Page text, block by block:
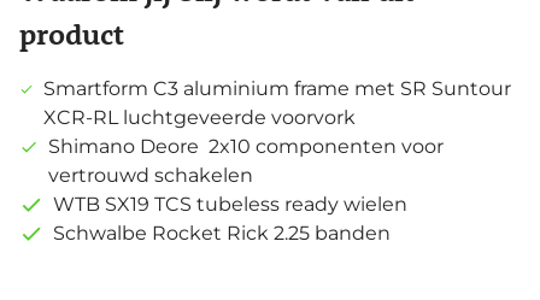
product
Smartform C3 aluminium frame met SR Suntour
XCR-RL luchtgeveerde voorvork
Shimano Deore 2x10 componenten voor
vertrouwd schakelen
WTB SX19 TCS tubeless ready wielen
Schwalbe Rocket Rick 2.25 banden